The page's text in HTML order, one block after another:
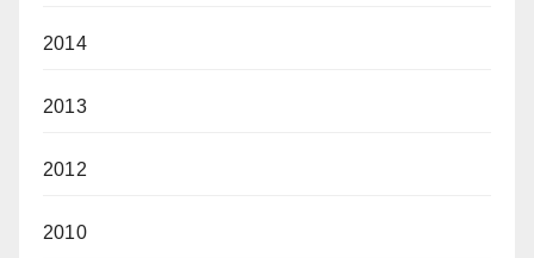
2014
2013
2012
2010